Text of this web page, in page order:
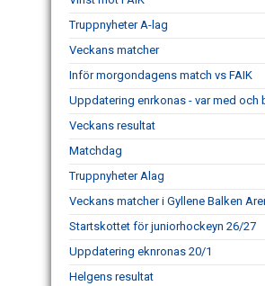
Truppnyheter A-lag
Veckans matcher
Inför morgondagens match vs FAIK
Uppdatering enrkonas - var med och
Veckans resultat
Matchdag
Truppnyheter Alag
Veckans matcher i Gyllene Balken
Startskottet för juniorhockeyn 26/27
Uppdatering eknronas 20/1
Helgens resultat